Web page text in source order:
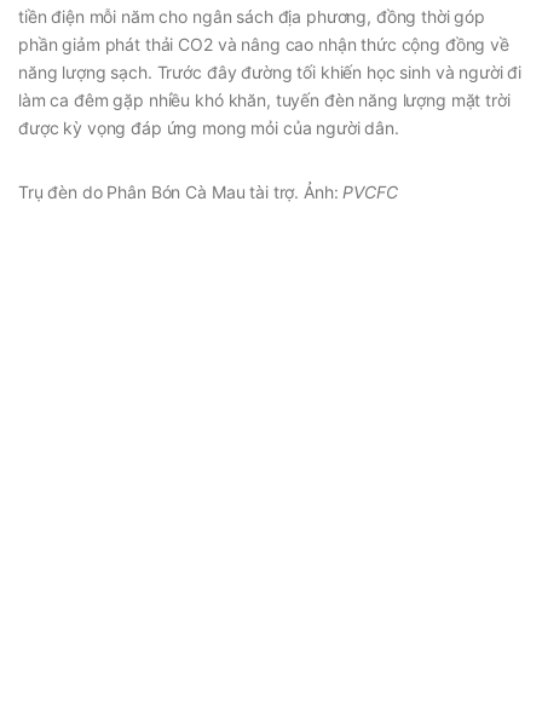
tiền điện mỗi năm cho ngân sách địa phương, đồng thời góp
phần giảm phát thải CO2 và nâng cao nhận thức cộng đồng về
năng lượng sạch. Trước đây đường tối khiến học sinh và người đi
làm ca đêm gặp nhiều khó khăn, tuyến đèn năng lượng mặt trời
được kỳ vọng đáp ứng mong mỏi của người dân.
Trụ đèn do Phân Bón Cà Mau tài trợ. Ảnh: PVCFC